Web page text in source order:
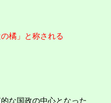
橘」と称される
な国政の中心となった